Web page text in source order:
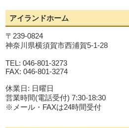
アイランドホーム
〒239-0824
神奈川県横須賀市西浦賀5-1-28
TEL: 046-801-3273
FAX: 046-801-3274
休業日: 日曜日
営業時間(電話受付) 7:30-18:30
※メール・FAXは24時間受付